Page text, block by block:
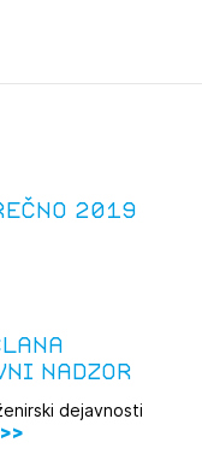
2019
nadzor
dejavnosti